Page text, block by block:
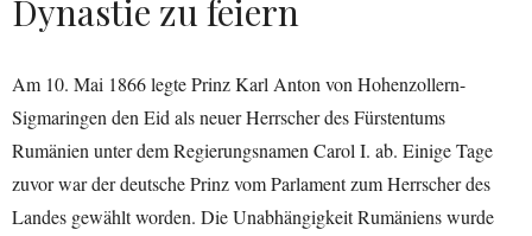
Dynastie zu feiern
Am 10. Mai 1866 legte Prinz Karl Anton von Hohenzollern-
Sigmaringen den Eid als neuer Herrscher des Fürstentums
Rumänien unter dem Regierungsnamen Carol I. ab. Einige Tage
zuvor war der deutsche Prinz vom Parlament zum Herrscher des
Landes gewählt worden. Die Unabhängigkeit Rumäniens wurde